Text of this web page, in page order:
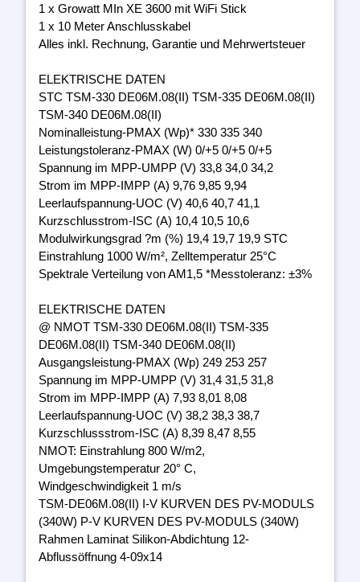
1 x Growatt MIn XE 3600 mit WiFi Stick
1 x 10 Meter Anschlusskabel
Alles inkl. Rechnung, Garantie und Mehrwertsteuer
ELEKTRISCHE DATEN
STC TSM-330 DE06M.08(II) TSM-335 DE06M.08(II)
TSM-340 DE06M.08(II)
Nominalleistung-PMAX (Wp)* 330 335 340
Leistungstoleranz-PMAX (W) 0/+5 0/+5 0/+5
Spannung im MPP-UMPP (V) 33,8 34,0 34,2
Strom im MPP-IMPP (A) 9,76 9,85 9,94
Leerlaufspannung-UOC (V) 40,6 40,7 41,1
Kurzschlusstrom-ISC (A) 10,4 10,5 10,6
Modulwirkungsgrad ?m (%) 19,4 19,7 19,9 STC
Einstrahlung 1000 W/m², Zelltemperatur 25°C
Spektrale Verteilung von AM1,5 *Messtoleranz: ±3%
ELEKTRISCHE DATEN
@ NMOT TSM-330 DE06M.08(II) TSM-335
DE06M.08(II) TSM-340 DE06M.08(II)
Ausgangsleistung-PMAX (Wp) 249 253 257
Spannung im MPP-UMPP (V) 31,4 31,5 31,8
Strom im MPP-IMPP (A) 7,93 8,01 8,08
Leerlaufspannung-UOC (V) 38,2 38,3 38,7
Kurzschlussstrom-ISC (A) 8,39 8,47 8,55
NMOT: Einstrahlung 800 W/m2,
Umgebungstemperatur 20° C,
Windgeschwindigkeit 1 m/s
TSM-DE06M.08(II) I-V KURVEN DES PV-MODULS
(340W) P-V KURVEN DES PV-MODULS (340W)
Rahmen Laminat Silikon-Abdichtung 12-
Abflussöffnung 4-09x14